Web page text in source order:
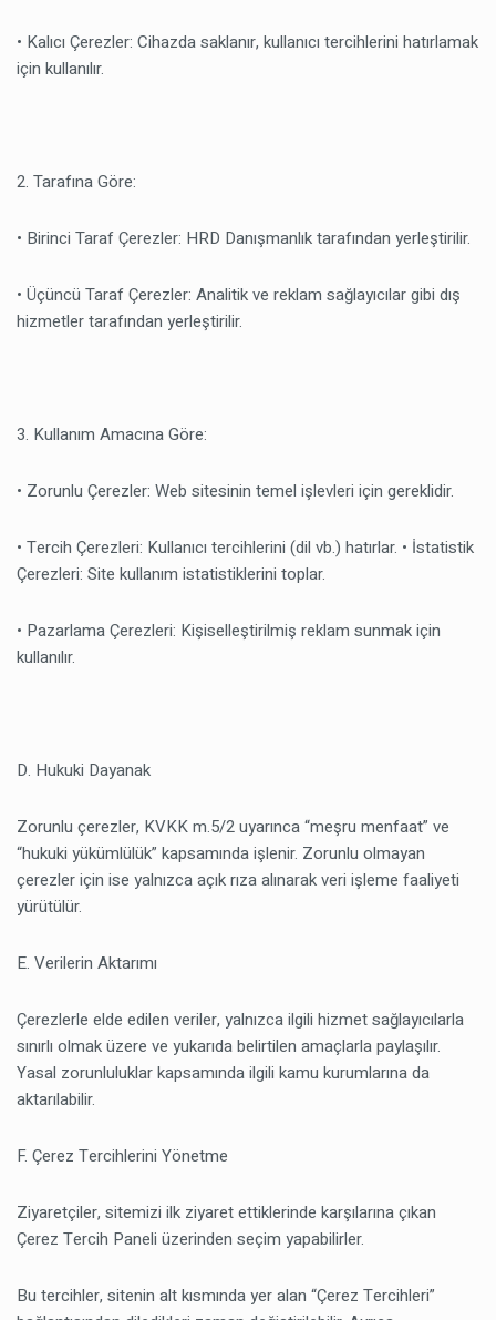
• Kalıcı Çerezler: Cihazda saklanır, kullanıcı tercihlerini hatırlamak
için kullanılır.
2. Tarafına Göre:
• Birinci Taraf Çerezler: HRD Danışmanlık tarafından yerleştirilir.
• Üçüncü Taraf Çerezler: Analitik ve reklam sağlayıcılar gibi dış
hizmetler tarafından yerleştirilir.
3. Kullanım Amacına Göre:
• Zorunlu Çerezler: Web sitesinin temel işlevleri için gereklidir.
• Tercih Çerezleri: Kullanıcı tercihlerini (dil vb.) hatırlar. • İstatistik
Çerezleri: Site kullanım istatistiklerini toplar.
• Pazarlama Çerezleri: Kişiselleştirilmiş reklam sunmak için
kullanılır.
D. Hukuki Dayanak
Zorunlu çerezler, KVKK m.5/2 uyarınca “meşru menfaat” ve
“hukuki yükümlülük” kapsamında işlenir. Zorunlu olmayan
çerezler için ise yalnızca açık rıza alınarak veri işleme faaliyeti
yürütülür.
E. Verilerin Aktarımı
Çerezlerle elde edilen veriler, yalnızca ilgili hizmet sağlayıcılarla
sınırlı olmak üzere ve yukarıda belirtilen amaçlarla paylaşılır.
Yasal zorunluluklar kapsamında ilgili kamu kurumlarına da
aktarılabilir.
F. Çerez Tercihlerini Yönetme
Ziyaretçiler, sitemizi ilk ziyaret ettiklerinde karşılarına çıkan
Çerez Tercih Paneli üzerinden seçim yapabilirler.
Bu tercihler, sitenin alt kısmında yer alan “Çerez Tercihleri”